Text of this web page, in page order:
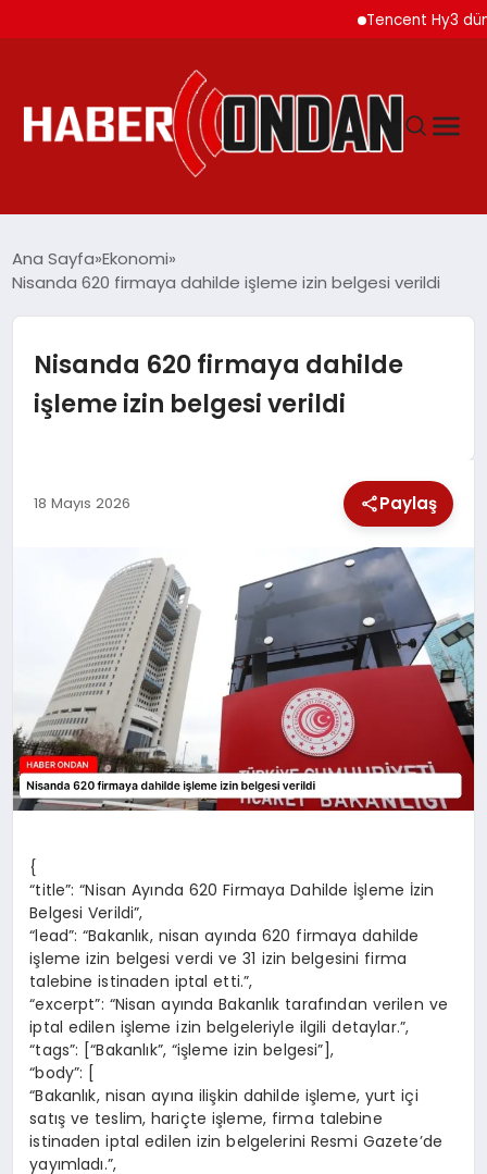
Tencent Hy3 dünya
DÜNYA
SPOR
Ana Sayfa Ekonomi
Nisanda 620 firmaya dahilde işleme izin belgesi verildi
Nisanda 620 firmaya dahilde
işleme izin belgesi verildi
18 Mayıs 2026 Paylaş
{
“title”: “Nisan Ayında 620 Firmaya Dahilde İşleme İzin
Belgesi Verildi”,
“lead”: “Bakanlık, nisan ayında 620 firmaya dahilde
işleme izin belgesi verdi ve 31 izin belgesini firma
talebine istinaden iptal etti.”,
“excerpt”: “Nisan ayında Bakanlık tarafından verilen ve
iptal edilen işleme izin belgeleriyle ilgili detaylar.”,
“tags”: [“Bakanlık”, “işleme izin belgesi”],
“body”: [
“Bakanlık, nisan ayına ilişkin dahilde işleme, yurt içi
satış ve teslim, hariçte işleme, firma talebine
istinaden iptal edilen izin belgelerini Resmi Gazete’de
yayımladı.”,